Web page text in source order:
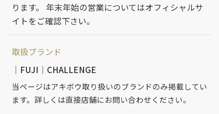
ります。 年末年始の営業についてはオフィシャルサ
イトをご確認下さい。
取扱ブランド
FUJI
CHALLENGE
当ページはアキボウ取り扱いのブランドのみ掲載してい
ます。詳しくは直接店舗にお問い合わせください。